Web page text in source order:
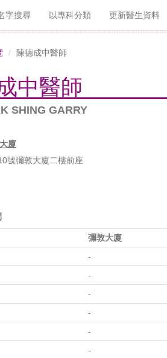
字搜尋 以專科分類 更新醫生資料
陳德成中醫師
中醫師
SHING GARRY
廈
號彌敦大廈二樓前座
彌敦大廈
-
-
-
-
-
-